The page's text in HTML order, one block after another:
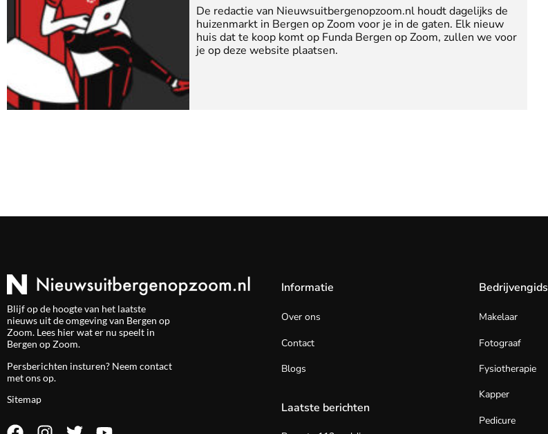
De redactie van Nieuwsuitbergenopzoom.nl houdt dagelijks de
huizenmarkt in Bergen op Zoom voor je in de gaten. Elk nieuw
huis dat te koop komt op Funda Bergen op Zoom, zullen we voor
je op deze website plaatsen.
Blijf op de hoogte van het laatste
nieuws uit de omgeving van Bergen op
Zoom. Lees hier wat er nu speelt in
Bergen op Zoom.
Persberichten insturen? Neem contact
met ons op.
Sitemap
Informatie
Over ons
Contact
Blogs
Laatste berichten
Bedrijvengids
Makelaar
Fotograaf
Fysiotherapie
Kapper
Pedicure